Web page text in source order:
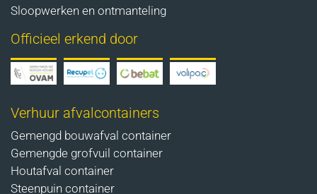
Sloopwerken en ontmanteling
Officieel erkend door
Verhuur afvalcontainers
Gemengd bouwafval container
Gemengde grofvuil container
Houtafval container
Steenpuin container